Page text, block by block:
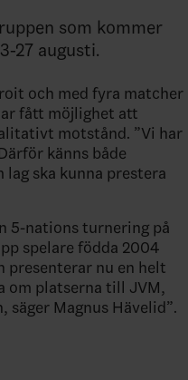
som kommer
27 augusti.
och med fyra matcher
fått möjlighet att
motstånd. ”Vi har
känns både
ska kunna prestera
5-nations turnering på
spelare födda 2004
presenterar nu en helt
om platserna till JVM,
Magnus Hävelid”.